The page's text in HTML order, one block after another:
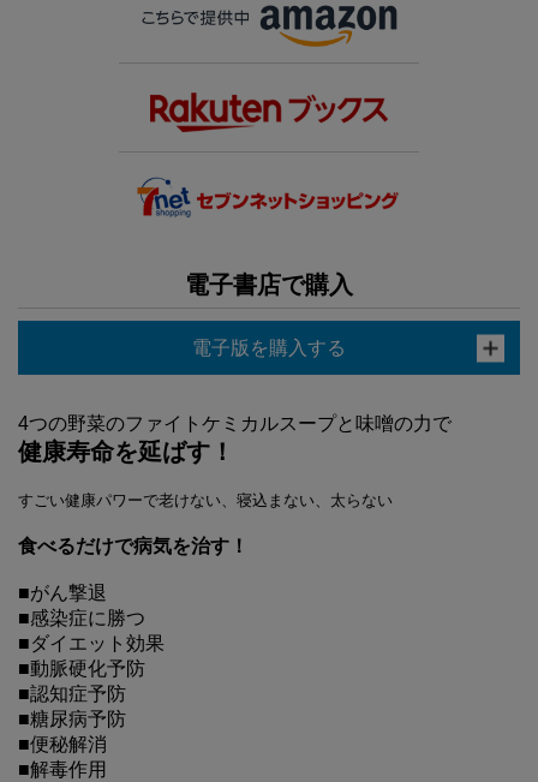
電子書店で購入
電子版を購入する
4つの野菜のファイトケミカルスープと味噌の力で
健康寿命を延ばす！
すごい健康パワーで老けない、寝込まない、太らない
食べるだけで病気を治す！
■がん撃退
■感染症に勝つ
■ダイエット効果
■動脈硬化予防
■認知症予防
■糖尿病予防
■便秘解消
■解毒作用